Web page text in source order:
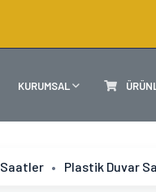
KURUMSAL
Saatler Plastik Duvar